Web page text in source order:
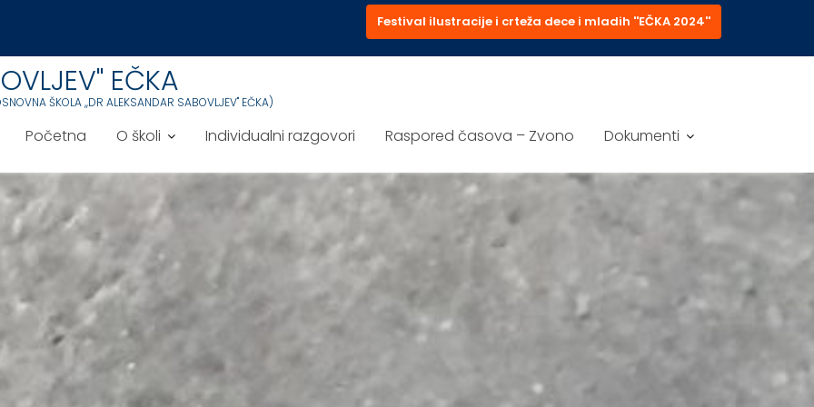
Festival ilustracije i crteža dece i mladih ''EČKA 2024''
EČKA
ŠKOLA ,,DR ALEKSANDAR SABOVLJEV'' EČKA)
Početna O školi Individualni razgovori Raspored časova – Zvono Dokumenti